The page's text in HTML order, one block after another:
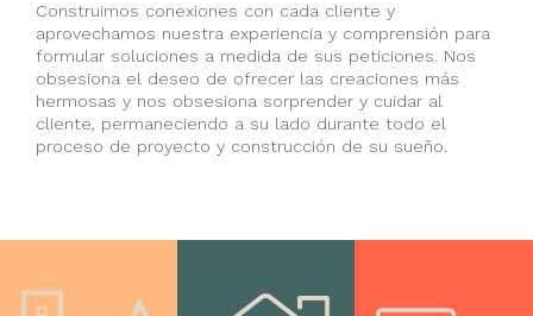
Construimos conexiones con cada cliente y
aprovechamos nuestra experiencia y comprensión para
formular soluciones a medida de sus peticiones. Nos
obsesiona el deseo de ofrecer las creaciones más
hermosas y nos obsesiona sorprender y cuidar al
cliente, permaneciendo a su lado durante todo el
proceso de proyecto y construcción de su sueño.